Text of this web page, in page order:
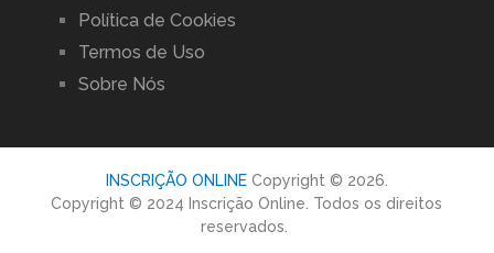
Política de Cookies
Termos de Uso
Sobre Nós
INSCRIÇÃO ONLINECopyright © 2026.
Copyright © 2024 Inscrição Online. Todos os direitos
reservados.